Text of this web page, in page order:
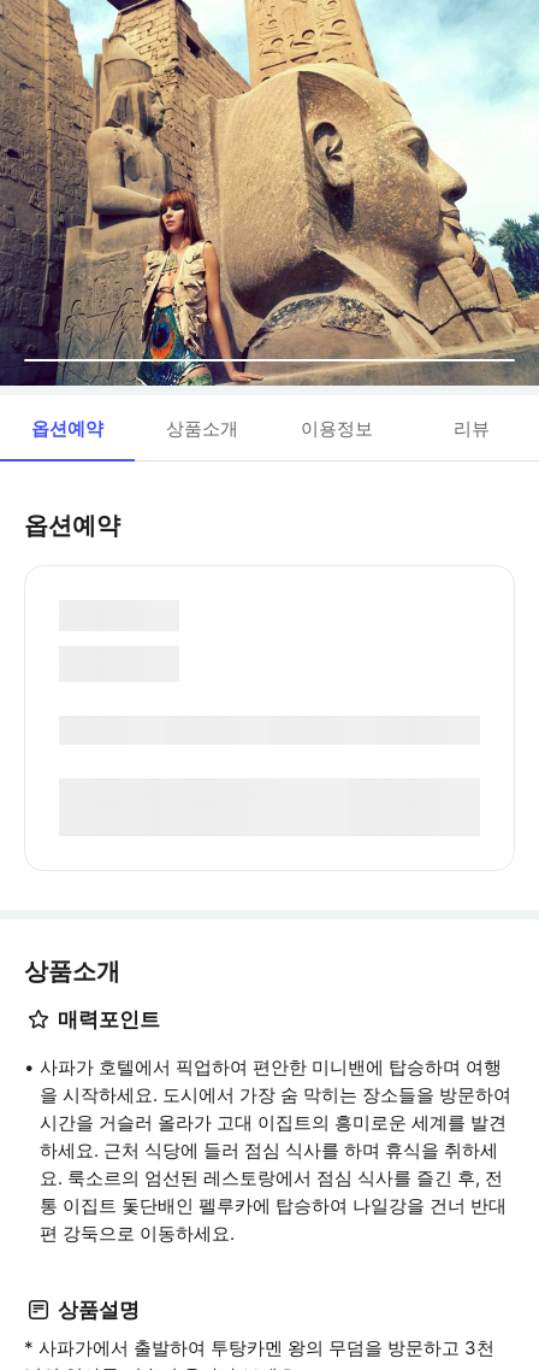
옵션예약 상품소개 이용정보 리뷰
옵션예약
상품소개
매력포인트
사파가 호텔에서 픽업하여 편안한 미니밴에 탑승하며 여행
을 시작하세요. 도시에서 가장 숨 막히는 장소들을 방문하여
시간을 거슬러 올라가 고대 이집트의 흥미로운 세계를 발견
하세요. 근처 식당에 들러 점심 식사를 하며 휴식을 취하세
요. 룩소르의 엄선된 레스토랑에서 점심 식사를 즐긴 후, 전
통 이집트 돛단배인 펠루카에 탑승하여 나일강을 건너 반대
편 강둑으로 이동하세요.
상품설명
* 사파가에서 출발하여 투탕카멘 왕의 무덤을 방문하고 3천